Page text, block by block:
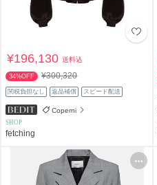
¥196,130送料込
34%OFF ¥300,320
関税負担なし 返品補償 スピード配送
Coperni
SHOP
fetching